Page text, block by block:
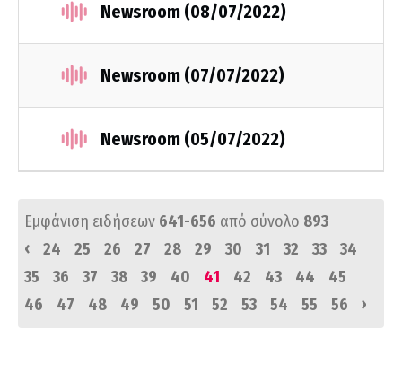
Newsroom (08/07/2022)
Newsroom (07/07/2022)
Newsroom (05/07/2022)
Εμφάνιση ειδήσεων 641-656 από σύνολο 893
‹
24 25 26 27 28 29 30 31 32 33
34
35
36 37 38 39 40 41 42 43 44
45
46
47 48 49 50 51 52 53 54 55 56 ›